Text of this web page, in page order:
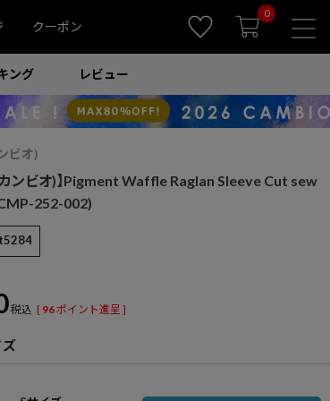
クーポン
0
ング レビュー
ビオ)
ンビオ)】Pigment Waffle Raglan Sleeve Cut sew
252-002)
税込 [ 96ポイント進呈 ]
ズ